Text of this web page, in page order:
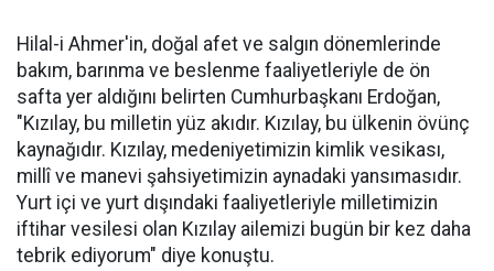
Hilal-i Ahmer'in, doğal afet ve salgın dönemlerinde
bakım, barınma ve beslenme faaliyetleriyle de ön
safta yer aldığını belirten Cumhurbaşkanı Erdoğan,
"Kızılay, bu milletin yüz akıdır. Kızılay, bu ülkenin övünç
kaynağıdır. Kızılay, medeniyetimizin kimlik vesikası,
millî ve manevi şahsiyetimizin aynadaki yansımasıdır.
Yurt içi ve yurt dışındaki faaliyetleriyle milletimizin
iftihar vesilesi olan Kızılay ailemizi bugün bir kez daha
tebrik ediyorum" diye konuştu.